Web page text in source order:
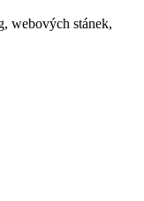
webových stánek,